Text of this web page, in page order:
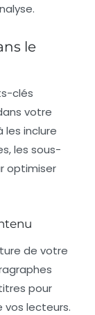
le
clés
votre
les inclure
les sous-
optimiser
de votre
pour
vos lecteurs.